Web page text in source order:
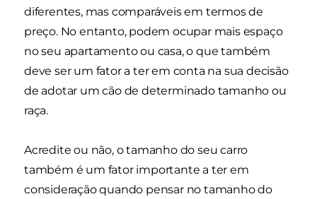
diferentes, mas comparáveis em termos de
preço. No entanto, podem ocupar mais espaço
no seu apartamento ou casa, o que também
deve ser um fator a ter em conta na sua decisão
de adotar um cão de determinado tamanho ou
raça.
Acredite ou não, o tamanho do seu carro
também é um fator importante a ter em
consideração quando pensar no tamanho do